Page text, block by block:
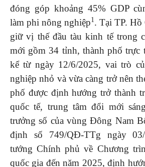
đóng góp khoảng 45% GDP
làm phi nông nghiệp1. Tại TP.
giữ vị thế đầu tàu kinh tế trong
mới gồm 34 tỉnh, thành phố trực
kể từ ngày 12/6/2025, vai trò
nghiệp nhỏ và vừa càng trở nên
phố được định hướng trở thành
quốc tế, trung tâm đổi mới
trưởng số của vùng Đông Nam
định số 749/QĐ-TTg ngày
tướng Chính phủ về Chương
quốc gia đến năm 2025, định